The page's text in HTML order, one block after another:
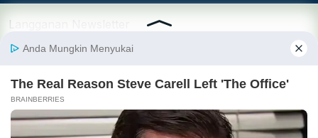
Langganan Newsletter
Follow us on Facebook
Follow us on X
Follow us on Instagram
Follow us on